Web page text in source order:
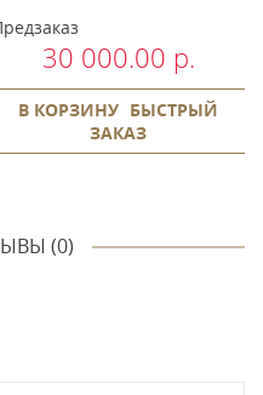
30 000.00 р.
В КОРЗИНУ БЫСТРЫЙ
ЗАКАЗ
(0)